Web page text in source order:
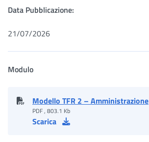
Data Pubblicazione:
21/07/2026
Modulo
Modello TFR 2 – Amministrazione
PDF , 803.1 Kb
Scarica